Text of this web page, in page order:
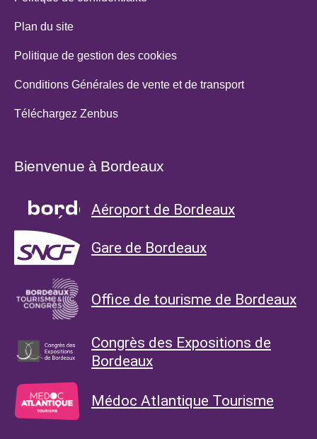
Plan du site
Politique de gestion des cookies
Conditions Générales de vente et de transport
Téléchargez Zenbus
Bienvenue à Bordeaux
Aéroport de Bordeaux
Gare de Bordeaux
Office de tourisme de Bordeaux
Congrès des Expositions de
Bordeaux
Médoc Atlantique Tourisme